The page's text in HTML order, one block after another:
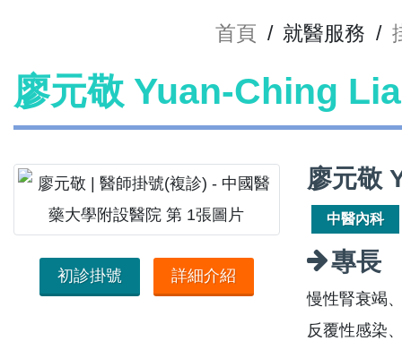
首頁 / 就醫服務 /
廖元敬 Yuan-Ching
初診掛號 詳細介紹
廖元敬
中醫內科
專長
慢性腎衰竭
反覆性感染